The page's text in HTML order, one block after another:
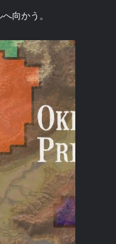
向かう。